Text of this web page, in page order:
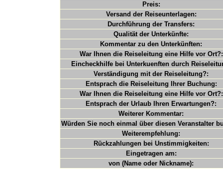
Preis:
Versand der Reiseunterlagen:
Durchführung der Transfers:
Qualität der Unterkünfte:
Kommentar zu den Unterkünften:
War Ihnen die Reiseleitung eine Hilfe vor Ort?:
Eincheckhilfe bei Unterkuenften durch
Verständigung mit der Reiseleitung?:
Entsprach die Reiseleitung Ihrer Buchung:
War Ihnen die Reiseleitung eine Hilfe vor Ort?:
Entsprach der Urlaub Ihren Erwartungen?:
Weiterer Kommentar:
Würden Sie noch einmal über diesen Veranstalter
Weiterempfehlung:
Rückzahlungen bei Unstimmigkeiten:
Eingetragen am:
von (Name oder Nickname):